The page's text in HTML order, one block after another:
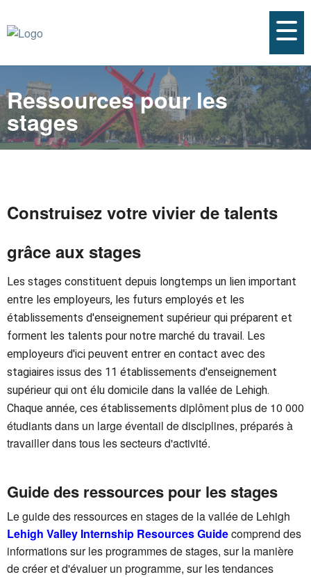
Ressources pour les
stages
Construisez votre vivier de talents
grâce aux stages
Les stages constituent depuis longtemps un lien important
entre les employeurs, les futurs employés et les
établissements d'enseignement supérieur qui préparent et
forment les talents pour notre marché du travail. Les
employeurs d'ici peuvent entrer en contact avec des
stagiaires issus des 11 établissements d'enseignement
supérieur qui ont élu domicile dans la vallée de Lehigh.
Chaque année, ces établissements diplôment plus de 10 000
étudiants dans un large éventail de disciplines, préparés à
travailler dans tous les secteurs d'activité.
Guide des ressources pour les stages
Le guide des ressources en stages de la vallée de Lehigh
Lehigh Valley Internship Resources Guidecomprend des
informations sur les programmes de stages, sur la manière
de créer et d'évaluer un programme, sur les tendances